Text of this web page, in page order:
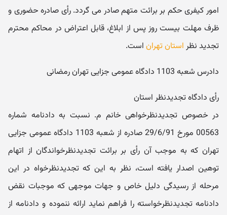
امور کیفری حکم بر برائت متهم صادر می گردد. رأی صادره حضوری و
ظرف مهلت بیست روز پس از ابلاغ، قابل اعتراض در محاکم محترم
تجدید نظر استان تهران است.
دادرس شعبه 1103 دادگاه عمومی جزایی تهران رمضانی
رأی دادگاه تجدیدنظر استان
در خصوص تجدیدنظرخواهی خانم م. نسبت به دادنامه شماره
00563 مورخ 29/6/91 صادره از شعبه 1103 دادگاه عمومی جزایی
تهران که به موجب آن رأی بر برائت تجدیدنظرخواندگان از اتهام
توهین اصدار یافته است، نظر به این که تجدیدنظرخواه در این
مرحله از رسیدگی دلیل خاص و جهات موجهی که موجبات نقض
دادنامه تجدیدنظرخواسته را فراهم نماید ارائه ننموده و دادنامه از